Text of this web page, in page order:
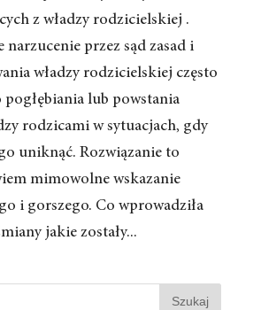
z władzy rodzicielskiej .
narzucenie przez sąd zasad i
władzy rodzicielskiej często
pogłębiania lub powstania
rodzicami w sytuacjach, gdy
uniknąć. Rozwiązanie to
mimowolne wskazanie
i gorszego. Co wprowadziła
jakie zostały...